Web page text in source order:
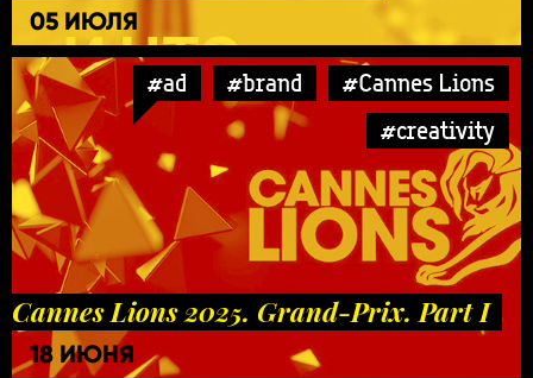
05 ИЮЛЯ
#ad #brand
#Cannes Lions
#creativity
Cannes Lions 2025. Grand-Prix. Part I
18 ИЮНЯ